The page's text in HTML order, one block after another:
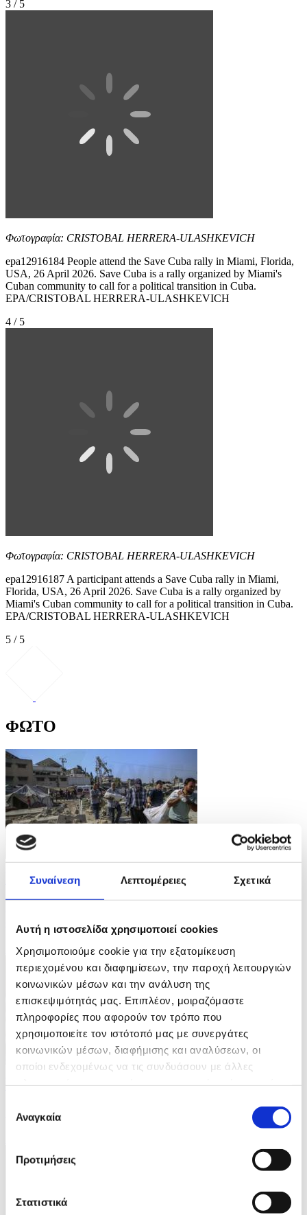
Συναίνεση Λεπτομέρειες Σχετικά
Αυτή η ιστοσελίδα χρησιμοποιεί cookies
Χρησιμοποιούμε cookie για την εξατομίκευση
περιεχομένου και διαφημίσεων, την παροχή λειτουργιών
κοινωνικών μέσων και την ανάλυση της
επισκεψιμότητάς μας. Επιπλέον, μοιραζόμαστε
πληροφορίες που αφορούν τον τρόπο που
χρησιμοποιείτε τον ιστότοπό μας με συνεργάτες
κοινωνικών μέσων, διαφήμισης και αναλύσεων, οι
οποίοι ενδεχομένως να τις συνδυάσουν με άλλες
των υπηρεσιών τους.
συγκατάθεσης
Αναγκαία
Προτιμήσεις
Στατιστικά
3 / 5
Φωτογραφία: CRISTOBAL HERRERA-ULASHKEVICH
epa12916184 People attend the Save Cuba rally in Miami, Florida,
USA, 26 April 2026. Save Cuba is a rally organized by Miami's
Cuban community to call for a political transition in Cuba.
EPA/CRISTOBAL HERRERA-ULASHKEVICH
4 / 5
Φωτογραφία: CRISTOBAL HERRERA-ULASHKEVICH
epa12916187 A participant attends a Save Cuba rally in Miami,
Florida, USA, 26 April 2026. Save Cuba is a rally organized by
Miami's Cuban community to call for a political transition in Cuba.
EPA/CRISTOBAL HERRERA-ULASHKEVICH
5 / 5
ΦΩΤΟ
21/07/2026 14:04
οικογένεια έξι ανθρώπων στη Γάζα
ID: 10638584
5 Φωτογραφίες
19/07/2026 18:01
Ο Στέφανος Τσιτσιπάς κατέκτησε το Swiss Open